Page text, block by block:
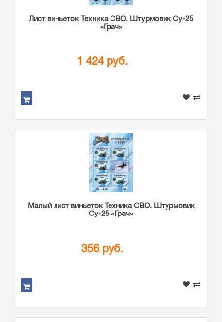
Лист виньеток Техника СВО. Штурмовик Су-25
«Грач»
1 424 руб.
Малый лист виньеток Техника СВО. Штурмовик
Су-25 «Грач»
356 руб.